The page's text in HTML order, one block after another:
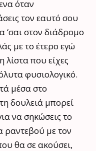
όταν
τον εαυτό σου
στον διάδρομο
με το έτερο εγώ
λίστα που είχες
φυσιολογικό.
μέσα στο
δουλειά μπορεί
να σηκώσεις το
ραντεβού με τον
θα σε ακούσει,